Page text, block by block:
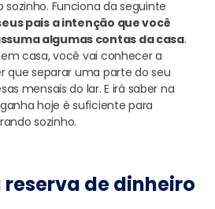
Funciona da seguinte
pais a intenção que você
algumas contas da casa.
casa, você vai conhecer a
que separar uma parte do seu
mensais do lar. E irá saber na
hoje é suficiente para
sozinho.
reserva de dinheiro